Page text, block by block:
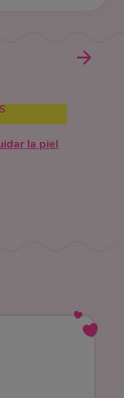
la piel